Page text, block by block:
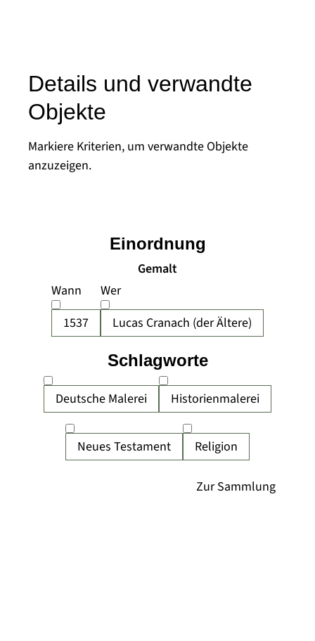
Details und verwandte
Objekte
Markiere Kriterien, um verwandte Objekte
anzuzeigen.
Gemalt
Wann
1537
Wer
Lucas Cranach (der Ältere)
Deutsche Malerei Historienmalerei
Neues Testament Religion
Einordnung
Schlagworte